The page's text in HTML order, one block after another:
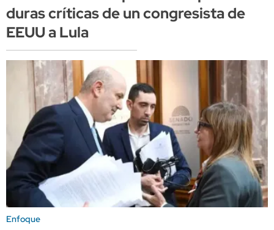
duras críticas de un congresista de
EEUU a Lula
Enfoque